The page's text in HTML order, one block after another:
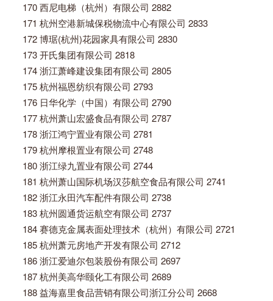
170 西尼电梯（杭州）有限公司 2882
171 杭州空港新城保税物流中心有限公司 2833
172 博琚(杭州)花园家具有限公司 2830
173 开氏集团有限公司 2818
174 浙江萧峰建设集团有限公司 2805
175 杭州福恩纺织有限公司 2793
176 日华化学（中国）有限公司 2790
177 杭州萧山宏盛食品有限公司 2787
178 浙江鸿宁置业有限公司 2781
179 杭州摩根置业有限公司 2748
180 浙江绿九置业有限公司 2744
181 杭州萧山国际机场汉莎航空食品有限公司 2741
182 浙江永田汽车配件有限公司 2738
183 杭州圆通货运航空有限公司 2737
184 赛德克金属表面处理技术（杭州）有限公司 2721
185 杭州萧元房地产开发有限公司 2712
186 浙江爱迪尔包装股份有限公司 2697
187 杭州美高华颐化工有限公司 2689
188 益海嘉里食品营销有限公司浙江分公司 2668